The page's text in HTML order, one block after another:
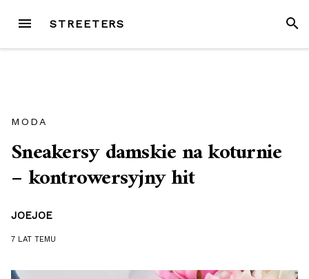
treści
MENU STREETERS
MODA
Sneakersy damskie na koturnie
– kontrowersyjny hit
JOEJOE
7 LAT TEMU